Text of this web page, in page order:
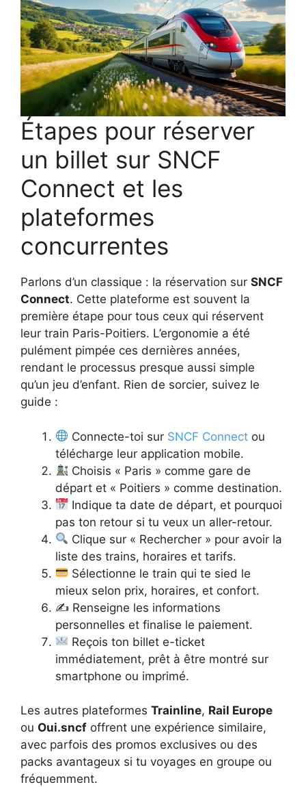
Étapes pour réserver
un billet sur SNCF
Connect et les
plateformes
concurrentes
Parlons d’un classique : la réservation sur SNCF
Connect. Cette plateforme est souvent la
première étape pour tous ceux qui réservent
leur train Paris-Poitiers. L’ergonomie a été
pulément pimpée ces dernières années,
rendant le processus presque aussi simple
qu’un jeu d’enfant. Rien de sorcier, suivez le
guide :
Connecte-toi sur SNCF Connect ou
télécharge leur application mobile.
Choisis « Paris » comme gare de
départ et « Poitiers » comme destination.
Indique ta date de départ, et pourquoi
pas ton retour si tu veux un aller-retour.
Clique sur « Rechercher » pour avoir la
liste des trains, horaires et tarifs.
Sélectionne le train qui te sied le
mieux selon prix, horaires, et confort.
✍️ Renseigne les informations
personnelles et finalise le paiement.
Reçois ton billet e-ticket
immédiatement, prêt à être montré sur
smartphone ou imprimé.
Les autres plateformes Trainline, Rail Europe
ou Oui.sncf offrent une expérience similaire,
avec parfois des promos exclusives ou des
packs avantageux si tu voyages en groupe ou
fréquemment.